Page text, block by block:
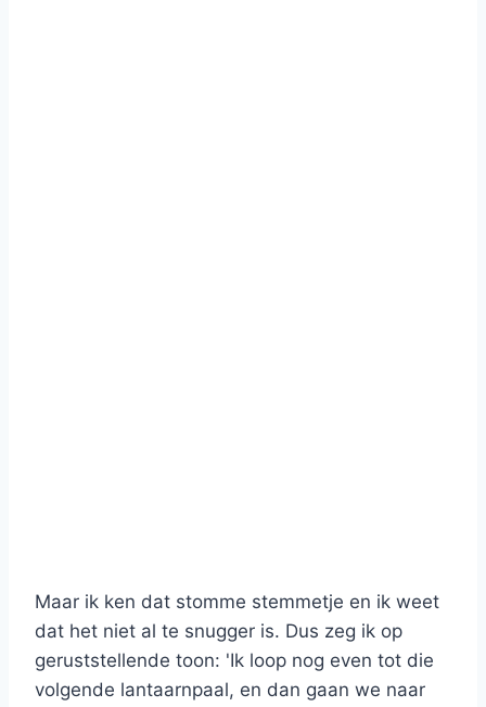
Maar ik ken dat stomme stemmetje en ik weet
dat het niet al te snugger is. Dus zeg ik op
geruststellende toon: 'Ik loop nog even tot die
volgende lantaarnpaal, en dan gaan we naar